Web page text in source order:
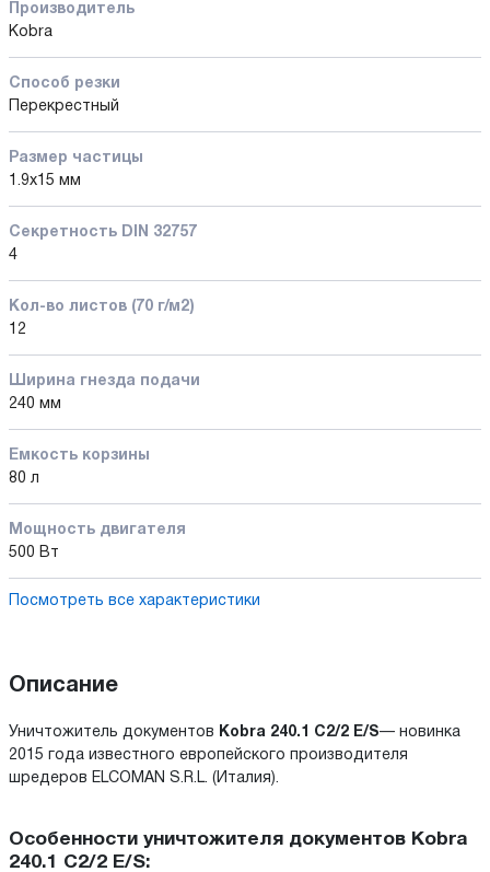
Производитель
Kobra
Способ резки
Перекрестный
Размер частицы
1.9х15 мм
Секретность DIN 32757
4
Кол-во листов (70 г/м2)
12
Ширина гнезда подачи
240 мм
Емкость корзины
80 л
Мощность двигателя
500 Вт
Посмотреть все характеристики
Описание
Уничтожитель документов Kobra 240.1 C2/2 E/S— новинка
2015 года известного европейского производителя
шредеров ELCOMAN S.R.L. (Италия).
Особенности уничтожителя документов Kobra
240.1 C2/2 E/S: